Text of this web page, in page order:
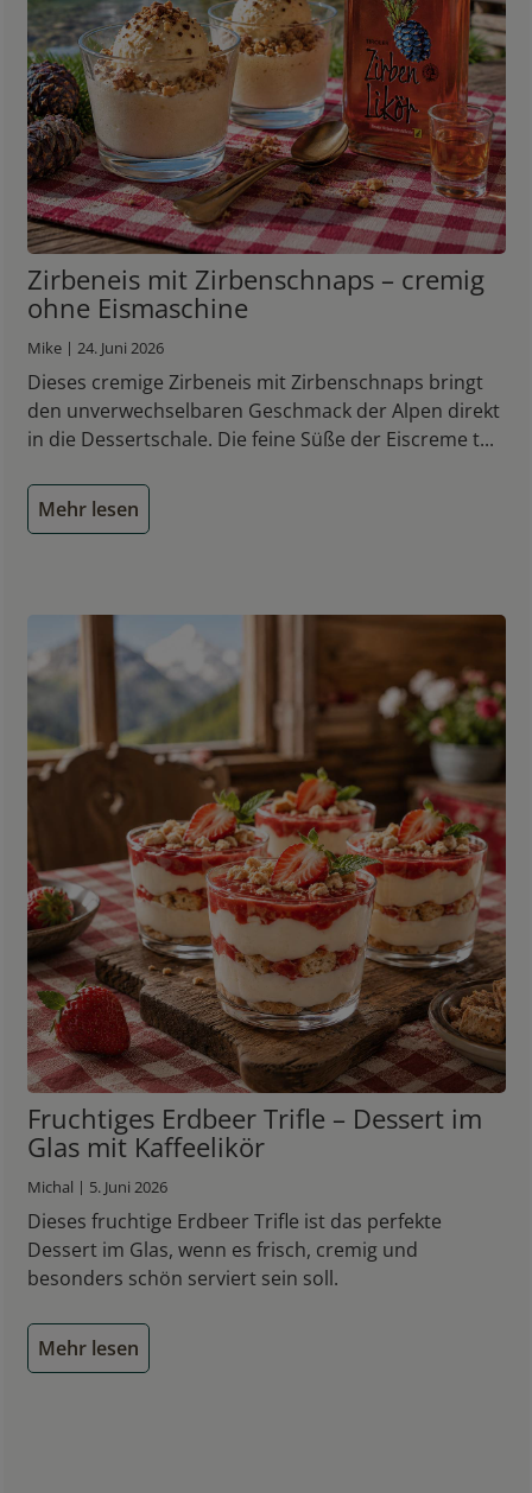
Zirbeneis mit Zirbenschnaps – cremig
ohne Eismaschine
Mike | 24. Juni 2026
Dieses cremige Zirbeneis mit Zirbenschnaps bringt
den unverwechselbaren Geschmack der Alpen direkt
in die Dessertschale. Die feine Süße der Eiscreme t...
Mehr lesen
Fruchtiges Erdbeer Trifle – Dessert im
Glas mit Kaffeelikör
Michal | 5. Juni 2026
Dieses fruchtige Erdbeer Trifle ist das perfekte
Dessert im Glas, wenn es frisch, cremig und
besonders schön serviert sein soll.
Mehr lesen